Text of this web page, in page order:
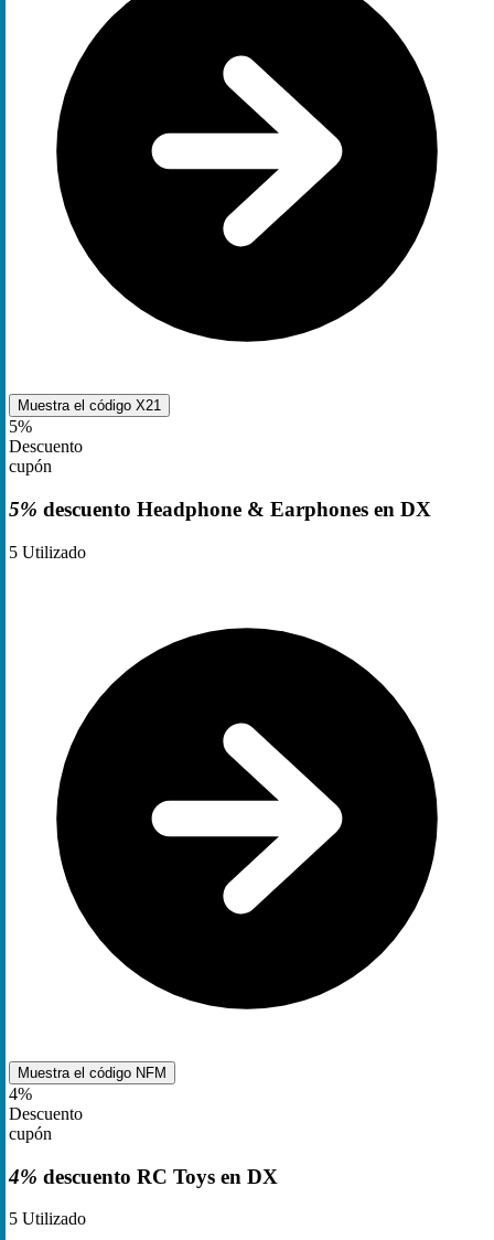
Muestra el código X21
5%
Descuento
cupón
5% descuento Headphone & Earphones en DX
5 Utilizado
Muestra el código NFM
4%
Descuento
cupón
4% descuento RC Toys en DX
5 Utilizado